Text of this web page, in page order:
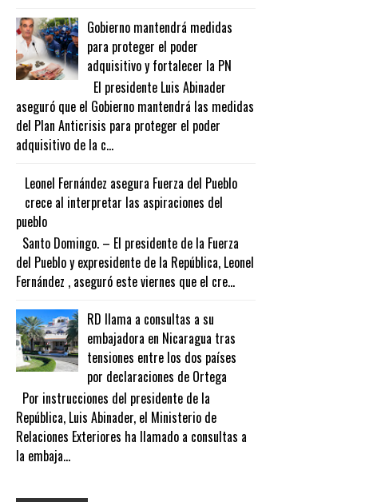
Gobierno mantendrá medidas
para proteger el poder
adquisitivo y fortalecer la PN
El presidente Luis Abinader
aseguró que el Gobierno mantendrá las medidas
del Plan Anticrisis para proteger el poder
adquisitivo de la c...
Leonel Fernández asegura Fuerza del Pueblo
crece al interpretar las aspiraciones del
pueblo
Santo Domingo. – El presidente de la Fuerza
del Pueblo y expresidente de la República, Leonel
Fernández , aseguró este viernes que el cre...
RD llama a consultas a su
embajadora en Nicaragua tras
tensiones entre los dos países
por declaraciones de Ortega
Por instrucciones del presidente de la
República, Luis Abinader, el Ministerio de
Relaciones Exteriores ha llamado a consultas a
la embaja...